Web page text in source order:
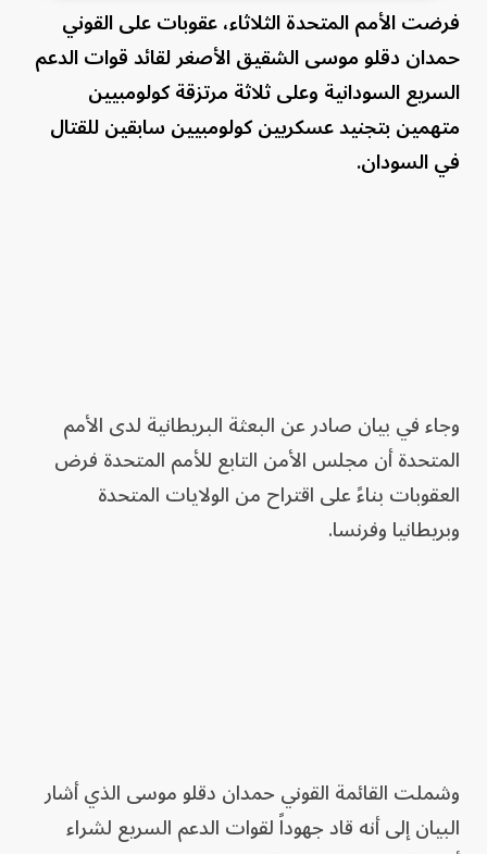
فرضت الأمم المتحدة الثلاثاء، عقوبات على القوني
حمدان دقلو موسى الشقيق الأصغر لقائد قوات الدعم
السريع السودانية وعلى ثلاثة مرتزقة كولومبيين
متهمين بتجنيد عسكريين كولومبيين سابقين للقتال
في السودان.
وجاء في بيان صادر عن البعثة البريطانية لدى الأمم
المتحدة أن مجلس الأمن التابع للأمم المتحدة فرض
العقوبات بناءً على اقتراح من الولايات المتحدة
وبريطانيا وفرنسا.
وشملت القائمة القوني حمدان دقلو موسى الذي أشار
البيان إلى أنه قاد جهوداً لقوات الدعم السريع لشراء